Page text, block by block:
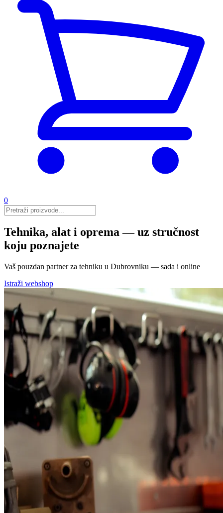
0
Tehnika, alat i oprema — uz stručnost
koju poznajete
Vaš pouzdan partner za tehniku u Dubrovniku — sada i online
Istraži webshop